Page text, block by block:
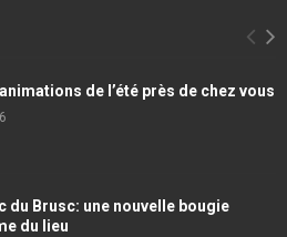
de l’été près de chez vous
du Brusc: une nouvelle bougie
du lieu